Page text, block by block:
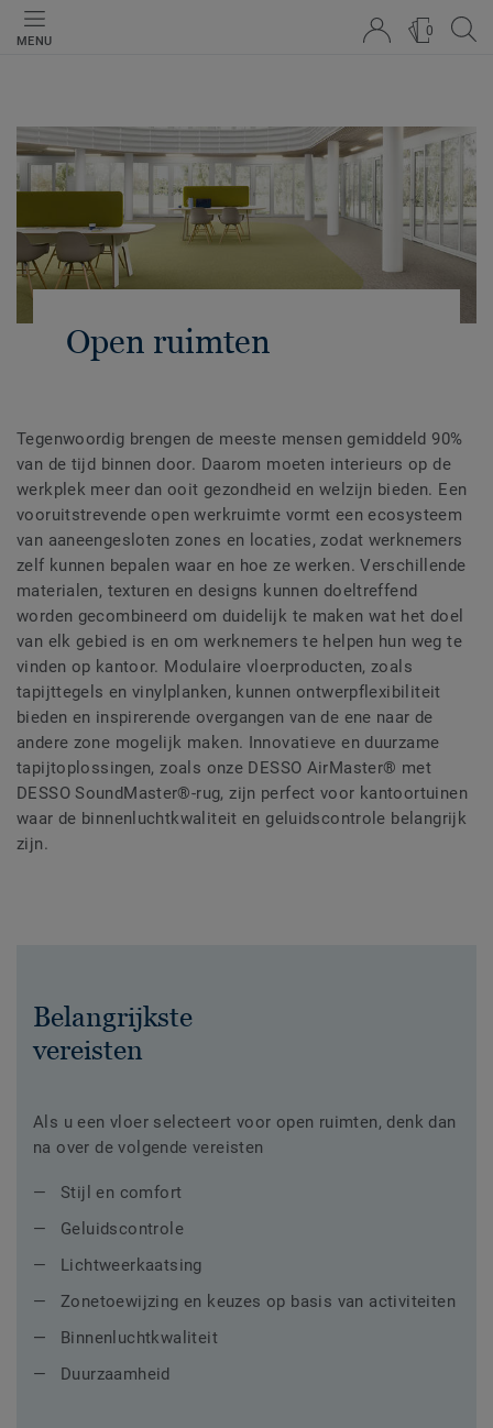
MENU
0
Open ruimten
Tegenwoordig brengen de meeste mensen gemiddeld 90%
van de tijd binnen door. Daarom moeten interieurs op de
werkplek meer dan ooit gezondheid en welzijn bieden. Een
vooruitstrevende open werkruimte vormt een ecosysteem
van aaneengesloten zones en locaties, zodat werknemers
zelf kunnen bepalen waar en hoe ze werken. Verschillende
materialen, texturen en designs kunnen doeltreffend
worden gecombineerd om duidelijk te maken wat het doel
van elk gebied is en om werknemers te helpen hun weg te
vinden op kantoor. Modulaire vloerproducten, zoals
tapijttegels en vinylplanken, kunnen ontwerpflexibiliteit
bieden en inspirerende overgangen van de ene naar de
andere zone mogelijk maken. Innovatieve en duurzame
tapijtoplossingen, zoals onze DESSO AirMaster® met
DESSO SoundMaster®-rug, zijn perfect voor kantoortuinen
waar de binnenluchtkwaliteit en geluidscontrole belangrijk
zijn.
Belangrijkste
vereisten
Als u een vloer selecteert voor open ruimten, denk dan
na over de volgende vereisten
Stijl en comfort
Geluidscontrole
Lichtweerkaatsing
Zonetoewijzing en keuzes op basis van activiteiten
Binnenluchtkwaliteit
Duurzaamheid